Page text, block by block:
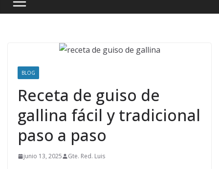
BLOG
Receta de guiso de
gallina fácil y tradicional
paso a paso
junio 13, 2025 Gte. Red. Luis